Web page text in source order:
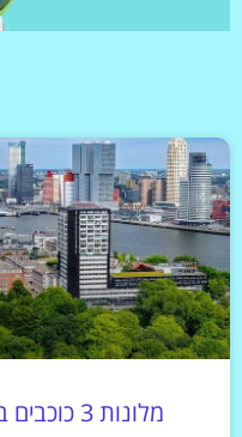
מלונות 3 כוכבים ברוטרדם